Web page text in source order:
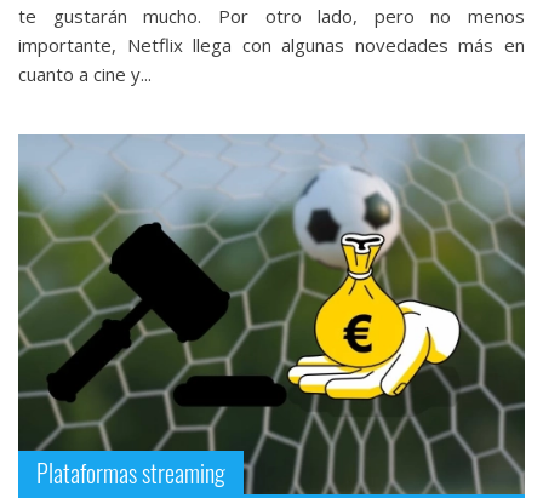
te gustarán mucho. Por otro lado, pero no menos
importante, Netflix llega con algunas novedades más en
cuanto a cine y...
Plataformas streaming